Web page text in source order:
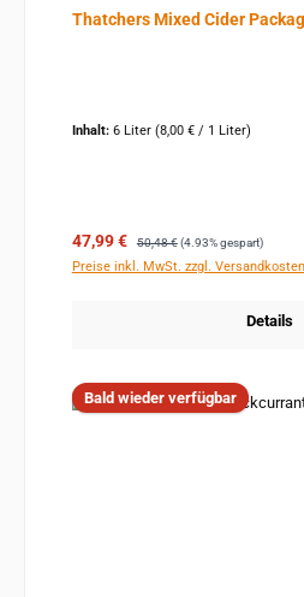
Thatchers Mixed Cider
Inhalt: 6 Liter (8,00 € / 1 Liter)
Verkaufspreis:
47,99 € Regulärer Preis:
50,48 € (4.93% gespart)
Preise inkl. MwSt. zzgl. Versandkosten
Details
Bald wieder verfügbar